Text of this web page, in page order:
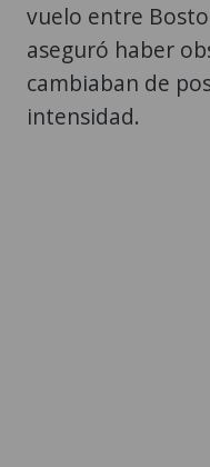
vuelo entre
aseguró haber
cambiaban de
intensidad.